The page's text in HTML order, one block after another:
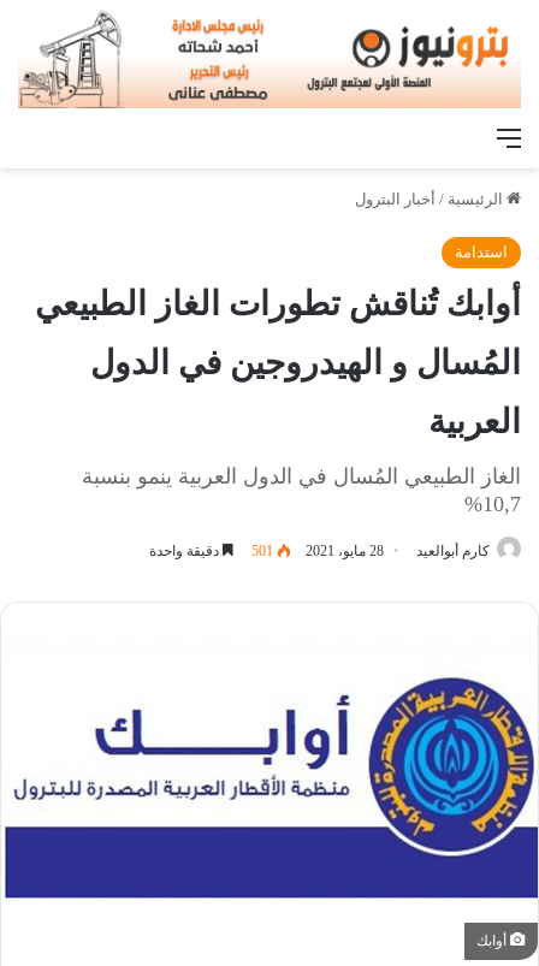
القائمة
الرئيسية / أخبار البترول
استدامة
أوابك تُناقش تطورات الغاز الطبيعي
المُسال و الهيدروجين في الدول
العربية
الغاز الطبيعي المُسال في الدول العربية ينمو بنسبة
10,7%
كارم أبوالعيد 28 مايو، 2021 501 دقيقة واحدة
أوابك